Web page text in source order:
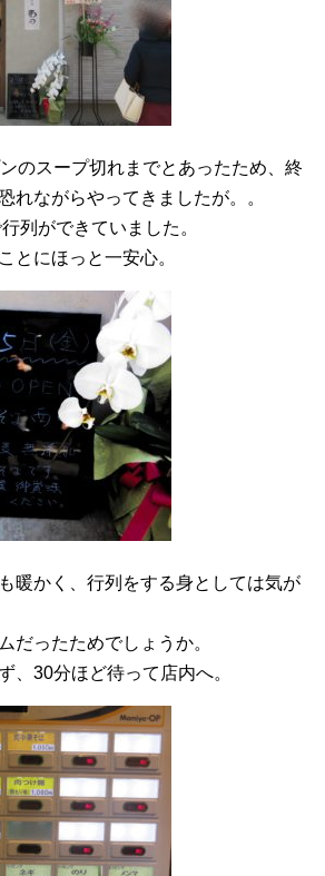
のスープ切れまでとあったため、終
れながらやってきましたが。。
列ができていました。
とにほっと一安心。
暖かく、行列をする身としては気が
だったためでしょうか。
、30分ほど待って店内へ。